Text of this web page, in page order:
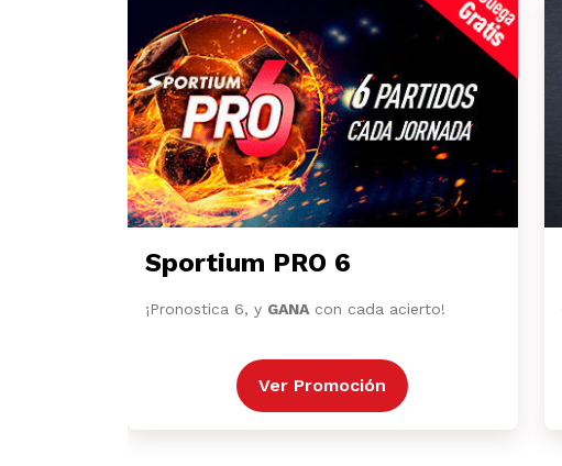
Sportium PRO 6
¡Pronostica 6, y GANA con cada acierto!
Ver Promoción